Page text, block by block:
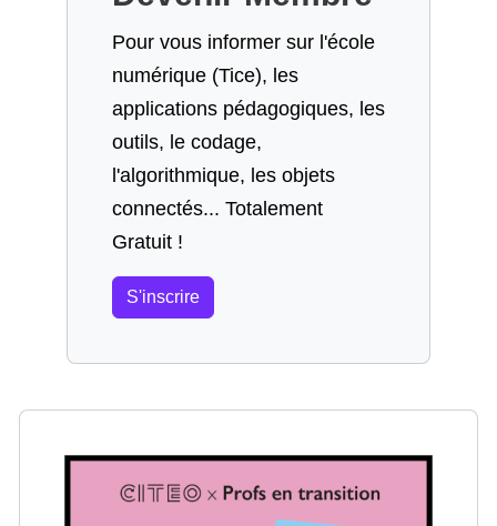
Pour vous informer sur l'école
numérique (Tice), les
applications pédagogiques, les
outils, le codage,
l'algorithmique, les objets
connectés... Totalement
Gratuit !
S'inscrire